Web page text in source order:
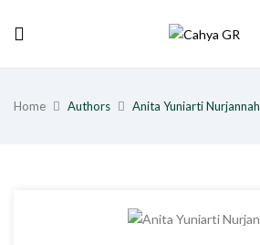
Home Authors Anita Yuniarti Nurjannah